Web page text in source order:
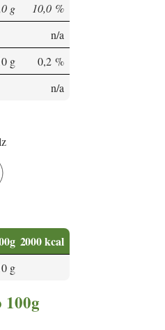
g
10,0 %
n/a
g
0,2 %
n/a
2000 kcal
g